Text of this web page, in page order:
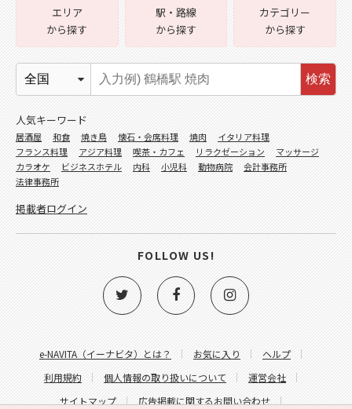
e-NAVITA（イーナビタ）とは？ お気に入り
ヘルプ
利用規約
個人情報の取り扱いについて
運営会社
サイトマップ
広告掲載に関するお問い合わせ
エリア
から探す
駅・路線
から探す
カテゴリー
から探す
検索
人気キーワード
居酒屋 和食 焼き鳥 懐石・会席料理 焼肉
イタリア料理
フランス料理
アジア料理 喫茶・カフェ リラクゼーション
マッサージ
カラオケ
ビジネスホテル 内科 小児科 動物病院
会計事務所
法律事務所
掲載者ログイン
FOLLOW US!